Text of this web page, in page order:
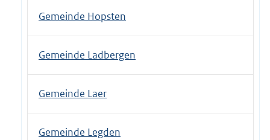
Gemeinde Hopsten
Gemeinde Ladbergen
Gemeinde Laer
Gemeinde Legden